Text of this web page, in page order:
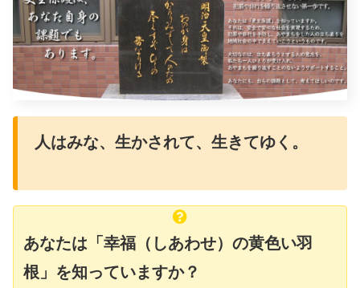
人はみな、生かされて、生きてゆく。
あなたは「幸福（しあわせ）の黄色い羽
根」を知っていますか？